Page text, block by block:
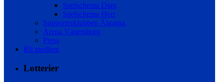
Spelschema Dam
Spelschema Herr
Supporterklubben Älgarna
Arena Vänersborg
Press
Bli medlem
Lotterier